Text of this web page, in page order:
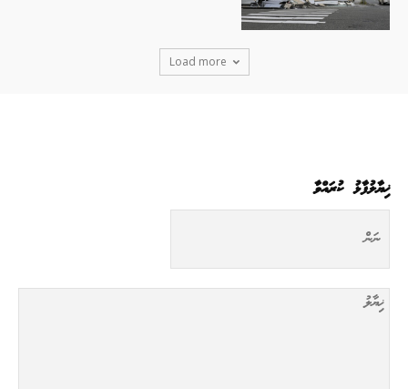
Load more
ޚިޔާލުފާޅު ކުރައްވާ